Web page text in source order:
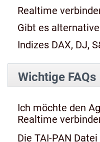
Realtime
Gibt es
Indizes DAX, DJ,
Wichtige FAQs
Ich möchte den
Realtime
Die TAI-PAN